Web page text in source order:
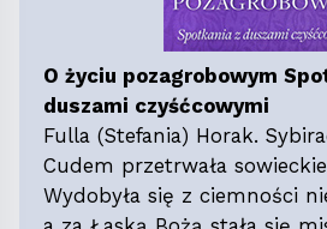
O życiu pozagrobowym
duszami czyśćcowymi
Fulla (Stefania) Horak.
Cudem przetrwała sowieckie
Wydobyła się z ciemności